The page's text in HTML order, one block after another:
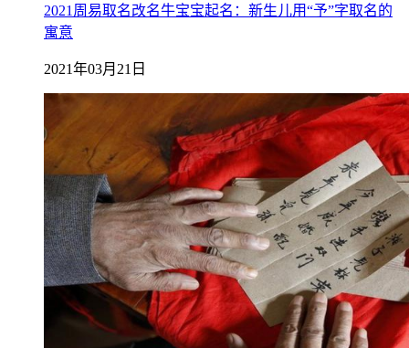
2021周易取名改名牛宝宝起名：新生儿用“予”字取名的
寓意
2021年03月21日